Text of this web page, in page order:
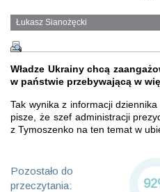
Łukasz Sianożęcki
Władze Ukrainy chcą
w państwie przebywającą w
Tak wynika z informacji
pisze, że szef administracji
z Tymoszenko na ten temat w
Pozostało do
przeczytania: